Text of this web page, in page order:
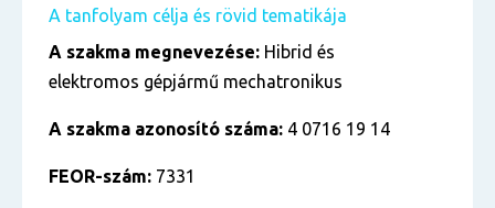
A tanfolyam célja és rövid tematikája
A szakma megnevezése: Hibrid és
elektromos gépjármű mechatronikus
A szakma azonosító száma: 4 0716 19 14
FEOR-szám: 7331